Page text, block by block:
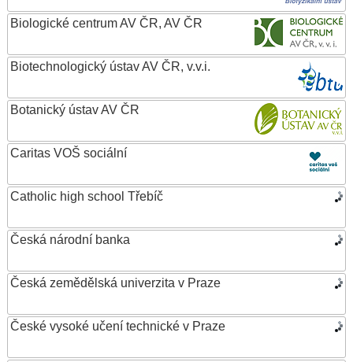
Biologické centrum AV ČR, AV ČR
Biotechnologický ústav AV ČR, v.v.i.
Botanický ústav AV ČR
Caritas VOŠ sociální
Catholic high school Třebíč
Česká národní banka
Česká zemědělská univerzita v Praze
České vysoké učení technické v Praze